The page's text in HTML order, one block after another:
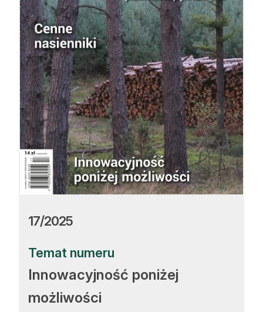
Strefa eksperta
Auto do lasu
Dla drwala
Leśnik na zakupach
Z zagranicy
Edukacja
Lasy prywatne
100 lat „Lasu Polskiego”
Prenumerata
Reklama
Zostań autorem
17/2025
Temat numeru
Innowacyjność poniżej
możliwości